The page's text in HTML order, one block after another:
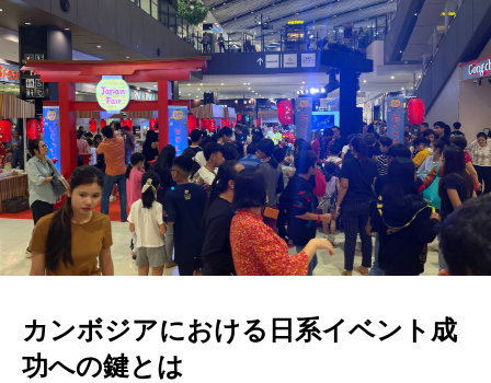
カンボジアにおける日系イベント成
功への鍵とは